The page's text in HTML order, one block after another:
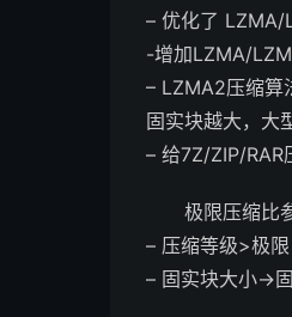
– 优化了 LZMA/
-增加LZMA/
– LZMA2压缩算
固实块越大，大
– 给7Z/ZIP/RAR
极限压缩比
– 压缩等级>极
– 固实块大小->